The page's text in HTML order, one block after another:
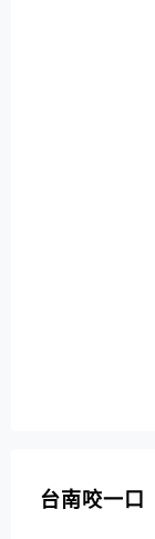
台南咬一口